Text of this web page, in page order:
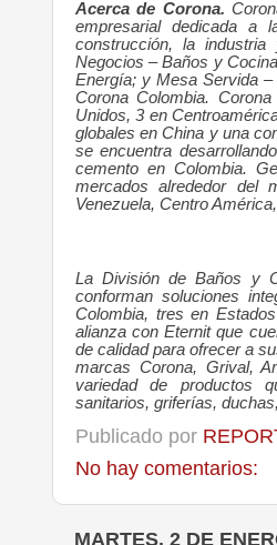
Acerca de Corona.
empresarial dedicada a
construcción, la
Negocios – Baños y
Energía; y Mesa Servida
Corona Colombia.
Unidos, 3 en
globales en China y una
se encuentra
cemento en Colombia.
mercados alrededor del
Venezuela, Centro
La División de Baños y
conforman soluciones
Colombia, tres en
alianza con Eternit que
de calidad para ofrecer a
marcas Corona, Grival,
variedad de productos
sanitarios, griferías,
Publicado por
No hay comentarios:
MARTES, 2 DE